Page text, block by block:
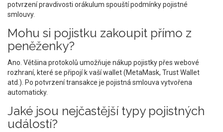
potvrzení pravdivosti orákulum spouští podmínky pojistné
smlouvy.
Mohu si pojistku zakoupit přímo z
peněženky?
Ano. Většina protokolů umožňuje nákup pojistky přes webové
rozhraní, které se připojí k vaší wallet (MetaMask, Trust Wallet
atd.). Po potvrzení transakce je pojistná smlouva vytvořena
automaticky.
Jaké jsou nejčastější typy pojistných
událostí?